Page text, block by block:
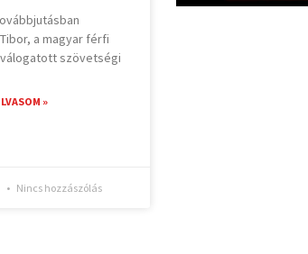
a magyar férfi
szövetségi
»
Nincs hozzászólás